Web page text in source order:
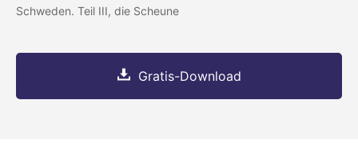
Schweden. Teil III, die Scheune
Gratis-Download